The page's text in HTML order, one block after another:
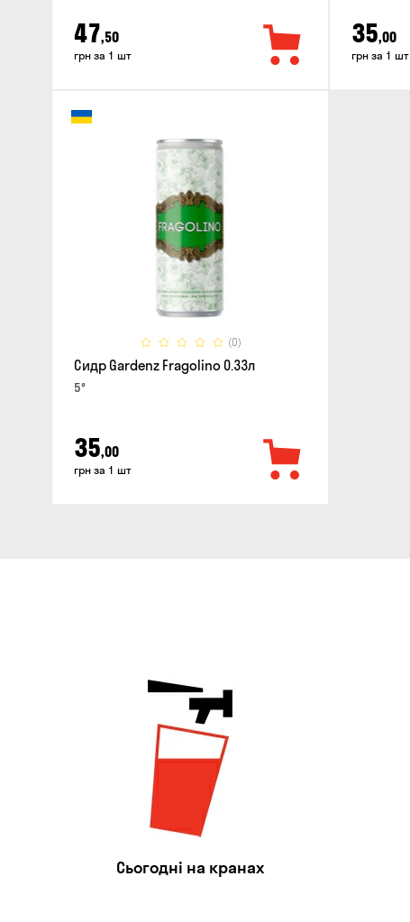
47,50
грн за 1 шт
35,00
грн за 1 шт
(0)
Сидр Gardenz Fragolino 0.33л
5°
35,00
грн за 1 шт
Сьогодні на кранах